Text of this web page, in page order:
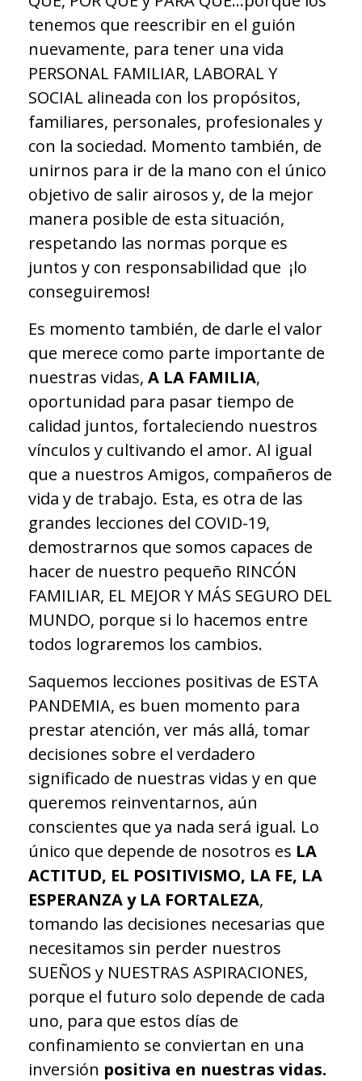
tenemos que reescribir en el guión
nuevamente, para tener una vida
PERSONAL FAMILIAR, LABORAL Y
SOCIAL alineada con los propósitos,
familiares, personales, profesionales y
con la sociedad. Momento también, de
unirnos para ir de la mano con el único
objetivo de salir airosos y, de la mejor
manera posible de esta situación,
respetando las normas porque es
juntos y con responsabilidad que ¡lo
conseguiremos!
Es momento también, de darle el valor
que merece como parte importante de
nuestras vidas, A LA FAMILIA,
oportunidad para pasar tiempo de
calidad juntos, fortaleciendo nuestros
vínculos y cultivando el amor. Al igual
que a nuestros Amigos, compañeros de
vida y de trabajo. Esta, es otra de las
grandes lecciones del COVID-19,
demostrarnos que somos capaces de
hacer de nuestro pequeño RINCÓN
FAMILIAR, EL MEJOR Y MÁS SEGURO DEL
MUNDO, porque si lo hacemos entre
todos lograremos los cambios.
Saquemos lecciones positivas de ESTA
PANDEMIA, es buen momento para
prestar atención, ver más allá, tomar
decisiones sobre el verdadero
significado de nuestras vidas y en que
queremos reinventarnos, aún
conscientes que ya nada será igual. Lo
único que depende de nosotros es LA
ACTITUD, EL POSITIVISMO, LA FE, LA
ESPERANZA y LA FORTALEZA,
tomando las decisiones necesarias que
necesitamos sin perder nuestros
SUEÑOS y NUESTRAS ASPIRACIONES,
porque el futuro solo depende de cada
uno, para que estos días de
confinamiento se conviertan en una
inversión positiva en nuestras vidas.